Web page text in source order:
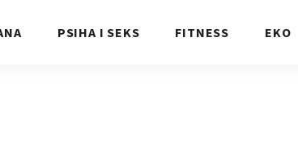
PSIHA I SEKS FITNESS EKO